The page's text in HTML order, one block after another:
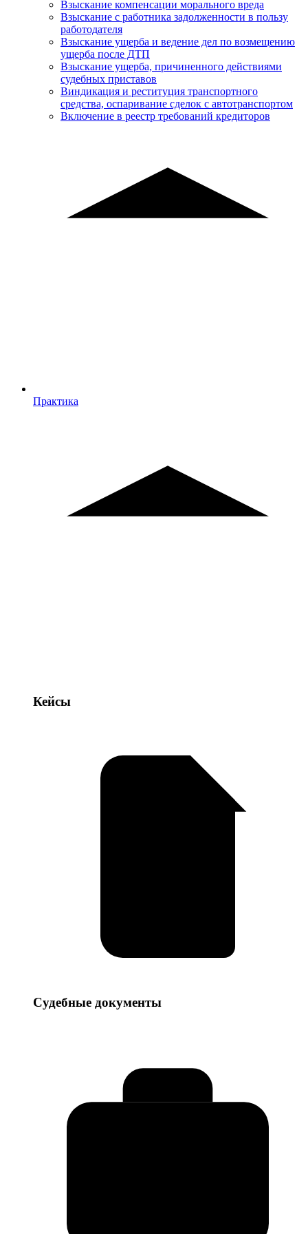
Взыскание компенсации морального вреда
Взыскание с работника задолженности в пользу
работодателя
Взыскание ущерба и ведение дел по возмещению
ущерба после ДТП
Взыскание ущерба, причиненного действиями
судебных приставов
Виндикация и реституция транспортного
средства, оспаривание сделок с автотранспортом
Включение в реестр требований кредиторов
Практика
Практика
Кейсы
Кейсы
Судебные
Судебные документы